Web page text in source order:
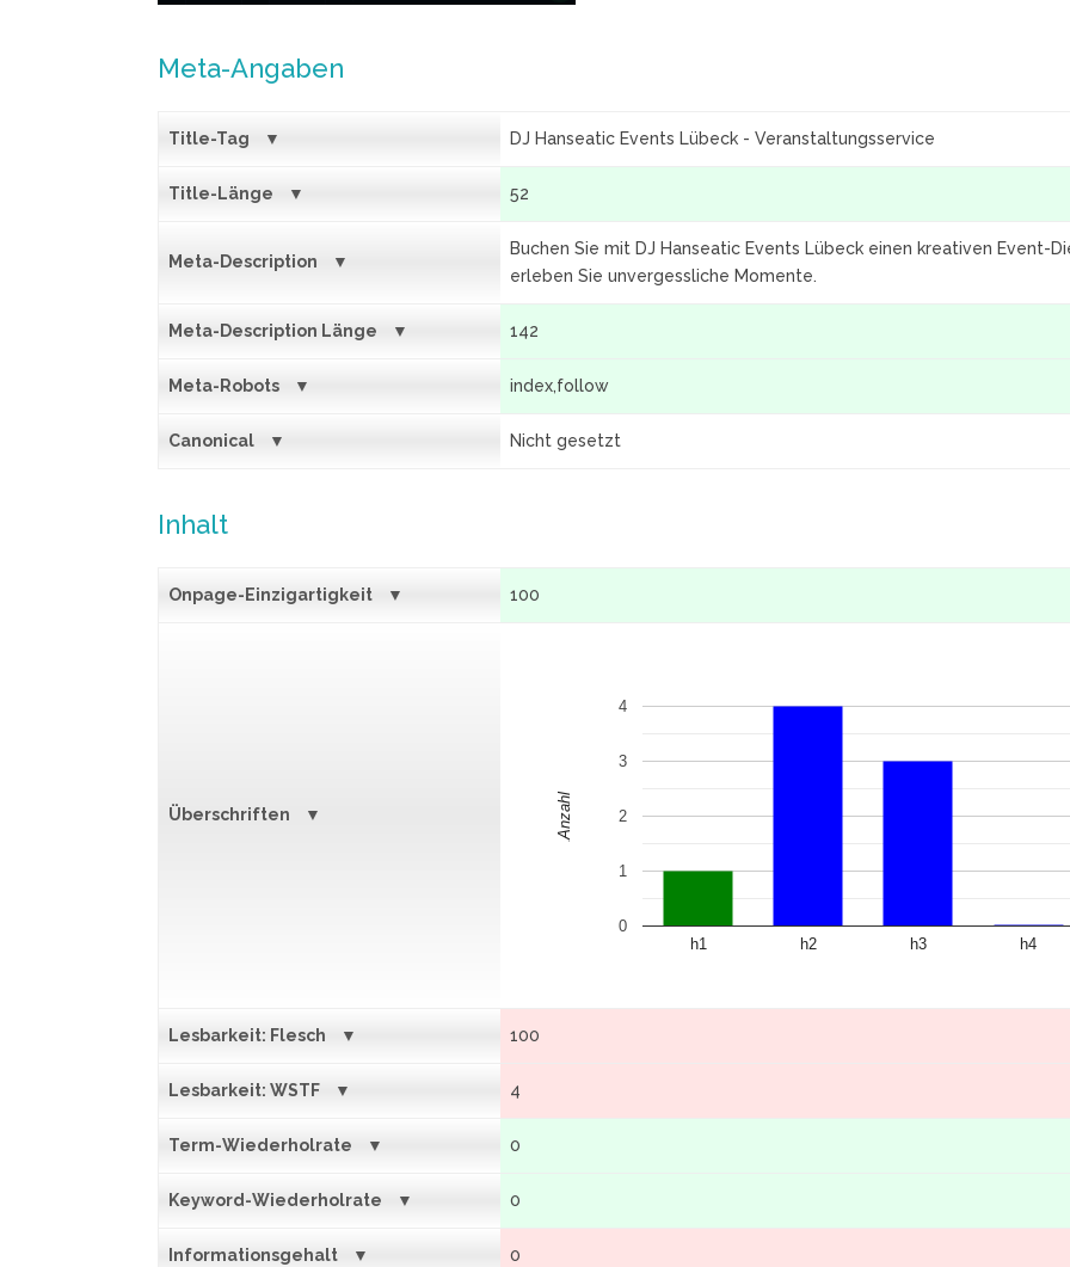
Meta-Angaben
Title-Tag DJ Hanseatic Events Lübeck - Veranstaltungsservice
Title-Länge 52
Meta-Description
Buchen Sie mit DJ Hanseatic Events Lübeck einen kreativen Event-
erleben Sie unvergessliche Momente.
Meta-Description Länge 142
Meta-Robots index,follow
Canonical Nicht gesetzt
Inhalt
Onpage-Einzigartigkeit 100
Überschriften
h1 h2 h3 h4
0
1
2
3
4
Anzahl
Lesbarkeit: Flesch 100
Lesbarkeit: WSTF 4
Term-Wiederholrate 0
Keyword-Wiederholrate 0
Informationsgehalt 0